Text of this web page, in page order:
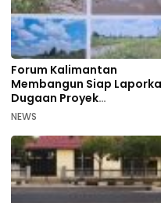
Forum Kalimantan
Membangun Siap
Dugaan Proyek
Bermasalah PUPR Kalteng
NEWS